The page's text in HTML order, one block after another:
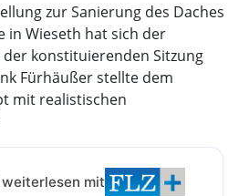
zur Sanierung des Daches
in Wieseth hat sich der
konstituierenden Sitzung
Fürhäußer stellte dem
mit realistischen
mit